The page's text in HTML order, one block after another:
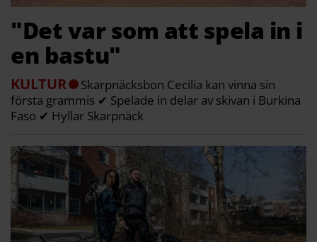
"Det var som att spela in i
en bastu"
KULTUR
Skarpnäcksbon Cecilia kan vinna sin
första grammis ✔ Spelade in delar av skivan i Burkina
Faso ✔ Hyllar Skarpnäck